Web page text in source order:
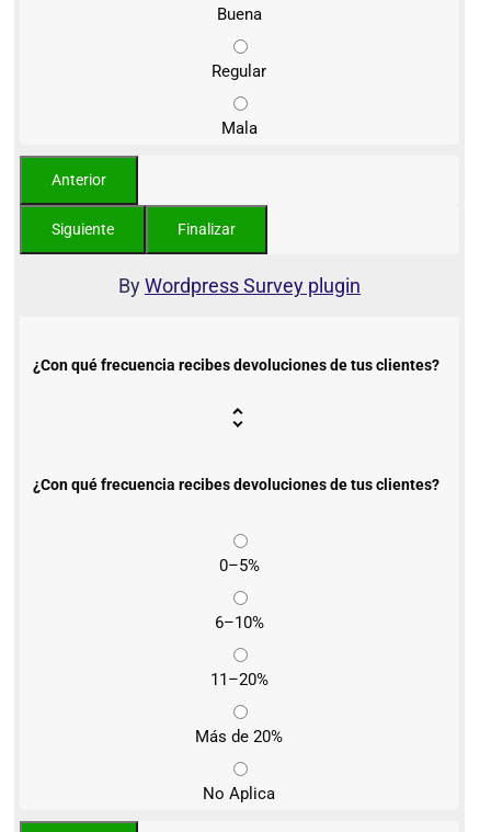
Buena
Regular
Mala
ByWordpress Survey plugin
¿Con qué frecuencia recibes devoluciones de tus clientes?
¿Con qué frecuencia recibes devoluciones de tus clientes?
0–5%
6–10%
11–20%
Más de 20%
No Aplica